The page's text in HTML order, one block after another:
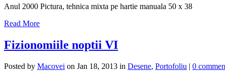
Anul 2000 Pictura, tehnica mixta pe hartie manuala 50 x 38
Read More
Fizionomiile noptii VI
Posted by Macovei on Jan 18, 2013 in Desene, Portofoliu | 0